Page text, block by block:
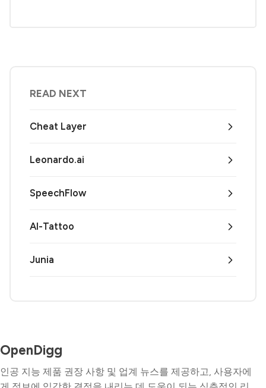
READ NEXT
Cheat Layer
Leonardo.ai
SpeechFlow
AI-Tattoo
Junia
OpenDigg
인공 지능 제품 권장 사항 및 업계 뉴스를 제공하고, 사용자에